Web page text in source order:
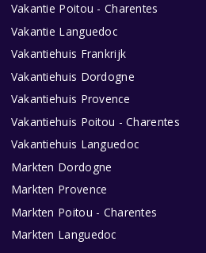
Vakantie Poitou - Charentes
Vakantie Languedoc
Vakantiehuis Frankrijk
Vakantiehuis Dordogne
Vakantiehuis Provence
Vakantiehuis Poitou - Charentes
Vakantiehuis Languedoc
Markten Dordogne
Markten Provence
Markten Poitou - Charentes
Markten Languedoc